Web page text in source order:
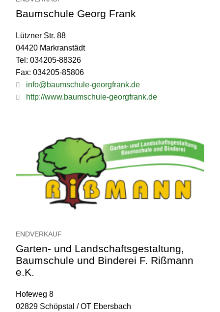
Baumschule Georg Frank
Lützner Str. 88
04420 Markranstädt
Tel: 034205-88326
Fax: 034205-85806
info@baumschule-georgfrank.de
http://www.baumschule-georgfrank.de
ENDVERKAUF
Garten- und Landschaftsgestaltung,
Baumschule und Binderei F. Rißmann
e.K.
Hofeweg 8
02829 Schöpstal / OT Ebersbach